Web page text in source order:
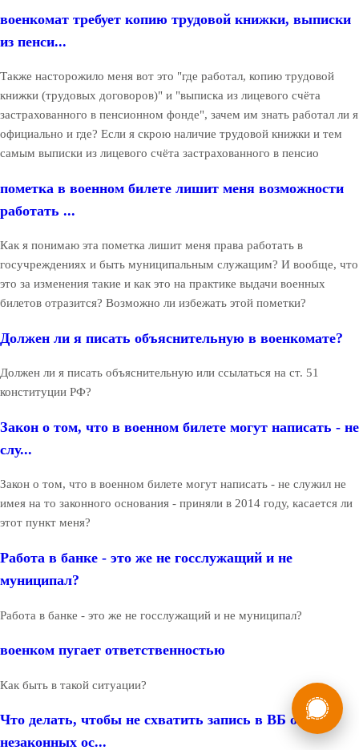
военкомат требует копию трудовой книжки, выписки
из пенси...
Также насторожило меня вот это "где работал, копию трудовой
книжки (трудовых договоров)" и "выписка из лицевого счёта
застрахованного в пенсионном фонде", зачем им знать работал ли я
официально и где? Если я скрою наличие трудовой книжки и тем
самым выписки из лицевого счёта застрахованного в пенсио
пометка в военном билете лишит меня возможности
работать ...
Как я понимаю эта пометка лишит меня права работать в
госучреждениях и быть муниципальным служащим? И вообще, что
это за изменения такие и как это на практике выдачи военных
билетов отразится? Возможно ли избежать этой пометки?
Должен ли я писать объяснительную в военкомате?
Должен ли я писать объяснительную или ссылаться на ст. 51
конституции РФ?
Закон о том, что в военном билете могут написать - не
слу...
Закон о том, что в военном билете могут написать - не служил не
имея на то законного основания - приняли в 2014 году, касается ли
этот пункт меня?
Работа в банке - это же не госслужащий и не
муниципал?
Работа в банке - это же не госслужащий и не муниципал?
военком пугает ответственностью
Как быть в такой ситуации?
Что делать, чтобы не схватить запись в ВБ о
незаконных ос...
Мы в России
Бесплатная
8 (800) 775-35-89